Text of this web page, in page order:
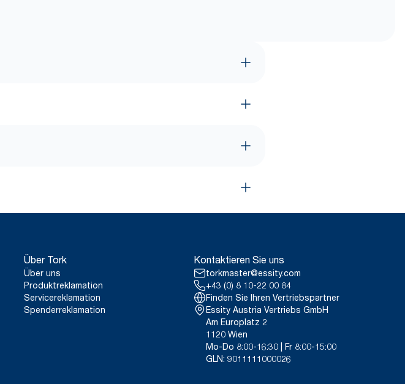
Über Tork
Über uns
Produktreklamation
Servicereklamation
Spenderreklamation
Kontaktieren Sie uns
torkmaster@essity.com
+43 (0) 8 10-22 00 84
Finden Sie Ihren Vertriebspartner
Essity Austria Vertriebs GmbH
Am Europlatz 2
1120 Wien
Mo-Do 8:00-16:30 | Fr 8:00-15:00
GLN: 9011111000026